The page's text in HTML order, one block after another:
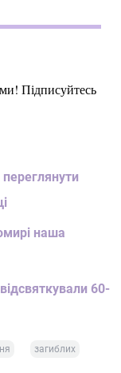
Підписуйтесь
наша
60-
загиблих